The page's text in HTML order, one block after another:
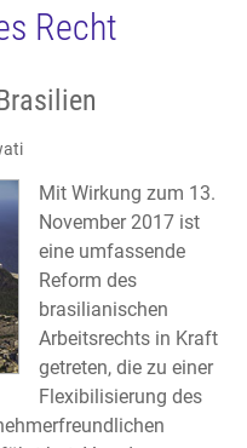
Recht
Mit Wirkung zum 13.
November 2017 ist
eine umfassende
Reform des
brasilianischen
Arbeitsrechts in Kraft
getreten, die zu einer
Flexibilisierung des